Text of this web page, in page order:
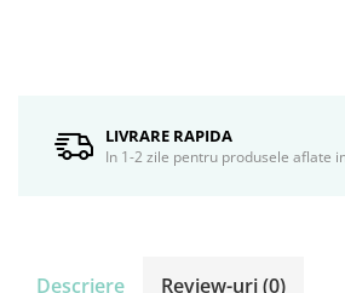
Bureti de baie
Creion si tus ochi
LIVRARE RAPIDA
In 1-2 zile pentru produsele aflate
Descriere Review-uri(0)